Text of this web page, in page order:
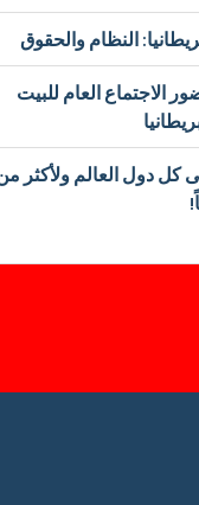
النظام والحقوق
الاجتماع العام للبيت
كل دول العالم ولأكثر